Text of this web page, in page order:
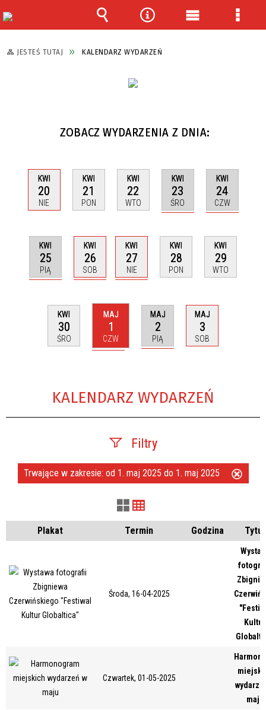
JESTEŚ TUTAJ KALENDARZ WYDARZEŃ
ZOBACZ WYDARZENIA Z DNIA:
KWI
20
NIE
KWI
21
PON
KWI
22
WTO
KWI
23
ŚRO
KWI
24
CZW
KWI
25
PIĄ
KWI
26
SOB
KWI
27
NIE
KWI
28
PON
KWI
29
WTO
KWI
30
ŚRO
MAJ
1
CZW
MAJ
2
PIĄ
MAJ
3
SOB
KALENDARZ WYDARZEŃ
Filtry
Szukana fraza
Kategoria
Trwające w zakresie
—
Miejsce
Organizator
Trwające w zakresie: od 1. maj 2025 do 1. maj 2025
Plakat Termin Godzina Tytuł
Środa, 16-04-2025
Kultur
Czwartek, 01-05-2025
maju
Wyszukiwarka
NarzędziaMenu
Menu